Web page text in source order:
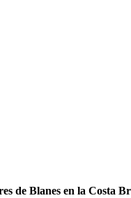
de Blanes en la Costa